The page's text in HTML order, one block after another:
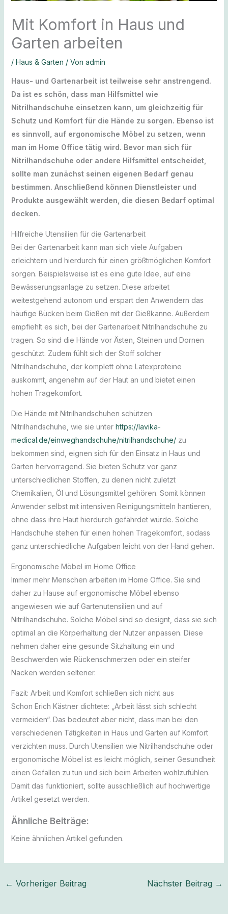
Mit Komfort in Haus und
Garten arbeiten
/ Haus & Garten / Von admin
Haus- und Gartenarbeit ist teilweise sehr anstrengend.
Da ist es schön, dass man Hilfsmittel wie
Nitrilhandschuhe einsetzen kann, um gleichzeitig für
Schutz und Komfort für die Hände zu sorgen. Ebenso ist
es sinnvoll, auf ergonomische Möbel zu setzen, wenn
man im Home Office tätig wird. Bevor man sich für
Nitrilhandschuhe oder andere Hilfsmittel entscheidet,
sollte man zunächst seinen eigenen Bedarf genau
bestimmen. Anschließend können Dienstleister und
Produkte ausgewählt werden, die diesen Bedarf optimal
decken.
Hilfreiche Utensilien für die Gartenarbeit
Bei der Gartenarbeit kann man sich viele Aufgaben
erleichtern und hierdurch für einen größtmöglichen Komfort
sorgen. Beispielsweise ist es eine gute Idee, auf eine
Bewässerungsanlage zu setzen. Diese arbeitet
weitestgehend autonom und erspart den Anwendern das
häufige Bücken beim Gießen mit der Gießkanne. Außerdem
empfiehlt es sich, bei der Gartenarbeit Nitrilhandschuhe zu
tragen. So sind die Hände vor Ästen, Steinen und Dornen
geschützt. Zudem fühlt sich der Stoff solcher
Nitrilhandschuhe, der komplett ohne Latexproteine
auskommt, angenehm auf der Haut an und bietet einen
hohen Tragekomfort.
Die Hände mit Nitrilhandschuhen schützen
Nitrilhandschuhe, wie sie unter https://lavika-
medical.de/einweghandschuhe/nitrilhandschuhe/zu
bekommen sind, eignen sich für den Einsatz in Haus und
Garten hervorragend. Sie bieten Schutz vor ganz
unterschiedlichen Stoffen, zu denen nicht zuletzt
Chemikalien, Öl und Lösungsmittel gehören. Somit können
Anwender selbst mit intensiven Reinigungsmitteln hantieren,
ohne dass ihre Haut hierdurch gefährdet würde. Solche
Handschuhe stehen für einen hohen Tragekomfort, sodass
ganz unterschiedliche Aufgaben leicht von der Hand gehen.
Ergonomische Möbel im Home Office
Immer mehr Menschen arbeiten im Home Office. Sie sind
daher zu Hause auf ergonomische Möbel ebenso
angewiesen wie auf Gartenutensilien und auf
Nitrilhandschuhe. Solche Möbel sind so designt, dass sie sich
optimal an die Körperhaltung der Nutzer anpassen. Diese
nehmen daher eine gesunde Sitzhaltung ein und
Beschwerden wie Rückenschmerzen oder ein steifer
Nacken werden seltener.
Fazit: Arbeit und Komfort schließen sich nicht aus
Schon Erich Kästner dichtete: „Arbeit lässt sich schlecht
vermeiden“. Das bedeutet aber nicht, dass man bei den
verschiedenen Tätigkeiten in Haus und Garten auf Komfort
verzichten muss. Durch Utensilien wie Nitrilhandschuhe oder
ergonomische Möbel ist es leicht möglich, seiner Gesundheit
einen Gefallen zu tun und sich beim Arbeiten wohlzufühlen.
Damit das funktioniert, sollte ausschließlich auf hochwertige
Artikel gesetzt werden.
Ähnliche Beiträge:
Keine ähnlichen Artikel gefunden.
← Vorheriger Beitrag Nächster Beitrag →